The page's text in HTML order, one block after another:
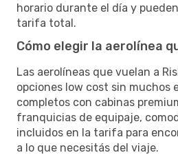
horario durante el día y
tarifa total.
Cómo elegir la aerolínea
Las aerolíneas que vuelan a
opciones low cost sin muchos
completos con cabinas
franquicias de equipaje,
incluidos en la tarifa para
a lo que necesitás del viaje.